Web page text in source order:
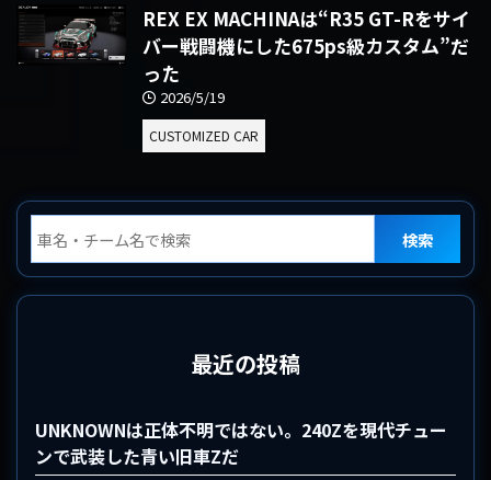
REX EX MACHINAは“R35 GT-Rをサイ
バー戦闘機にした675ps級カスタム”だ
った
2026/5/19
CUSTOMIZED CAR
検索
最近の投稿
UNKNOWNは正体不明ではない。240Zを現代チュー
ンで武装した青い旧車Zだ